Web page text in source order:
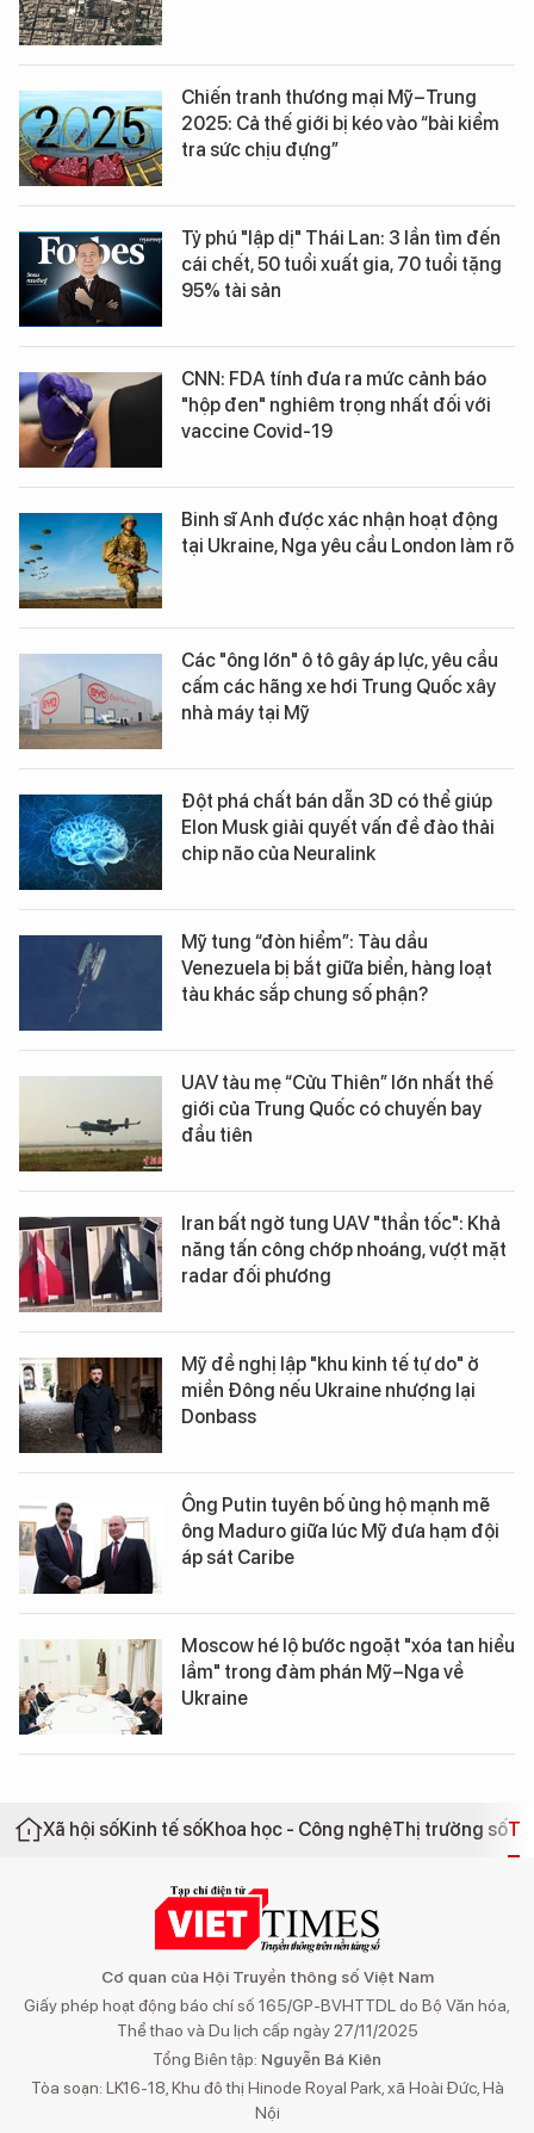
Chiến tranh thương mại Mỹ–Trung
2025: Cả thế giới bị kéo vào “bài kiểm
tra sức chịu đựng”
Tỷ phú "lập dị" Thái Lan: 3 lần tìm đến
cái chết, 50 tuổi xuất gia, 70 tuổi tặng
95% tài sản
CNN: FDA tính đưa ra mức cảnh báo
"hộp đen" nghiêm trọng nhất đối với
vaccine Covid-19
Binh sĩ Anh được xác nhận hoạt động
tại Ukraine, Nga yêu cầu London làm rõ
Các "ông lớn" ô tô gây áp lực, yêu cầu
cấm các hãng xe hơi Trung Quốc xây
nhà máy tại Mỹ
Đột phá chất bán dẫn 3D có thể giúp
Elon Musk giải quyết vấn đề đào thải
chip não của Neuralink
Mỹ tung “đòn hiểm”: Tàu dầu
Venezuela bị bắt giữa biển, hàng loạt
tàu khác sắp chung số phận?
UAV tàu mẹ “Cửu Thiên” lớn nhất thế
giới của Trung Quốc có chuyến bay
đầu tiên
Iran bất ngờ tung UAV "thần tốc": Khả
năng tấn công chớp nhoáng, vượt mặt
radar đối phương
Mỹ đề nghị lập "khu kinh tế tự do" ở
miền Đông nếu Ukraine nhượng lại
Donbass
Ông Putin tuyên bố ủng hộ mạnh mẽ
ông Maduro giữa lúc Mỹ đưa hạm đội
áp sát Caribe
Moscow hé lộ bước ngoặt "xóa tan hiểu
lầm" trong đàm phán Mỹ–Nga về
Ukraine
Xã hội sốKinh tế sốKhoa học - Công nghệThị trường số
Cơ quan của Hội Truyền thông số Việt Nam
Giấy phép hoạt động báo chí số 165/GP-BVHTTDL do Bộ Văn hóa,
Thể thao và Du lịch cấp ngày 27/11/2025
Tổng Biên tập: Nguyễn Bá Kiên
Tòa soạn: LK16-18, Khu đô thị Hinode Royal Park, xã Hoài Đức, Hà
Nội